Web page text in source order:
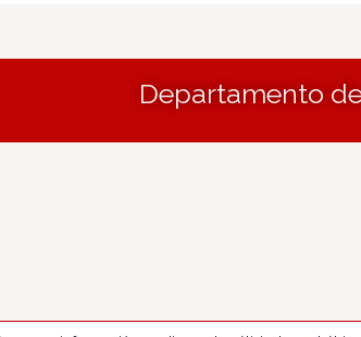
Departamento